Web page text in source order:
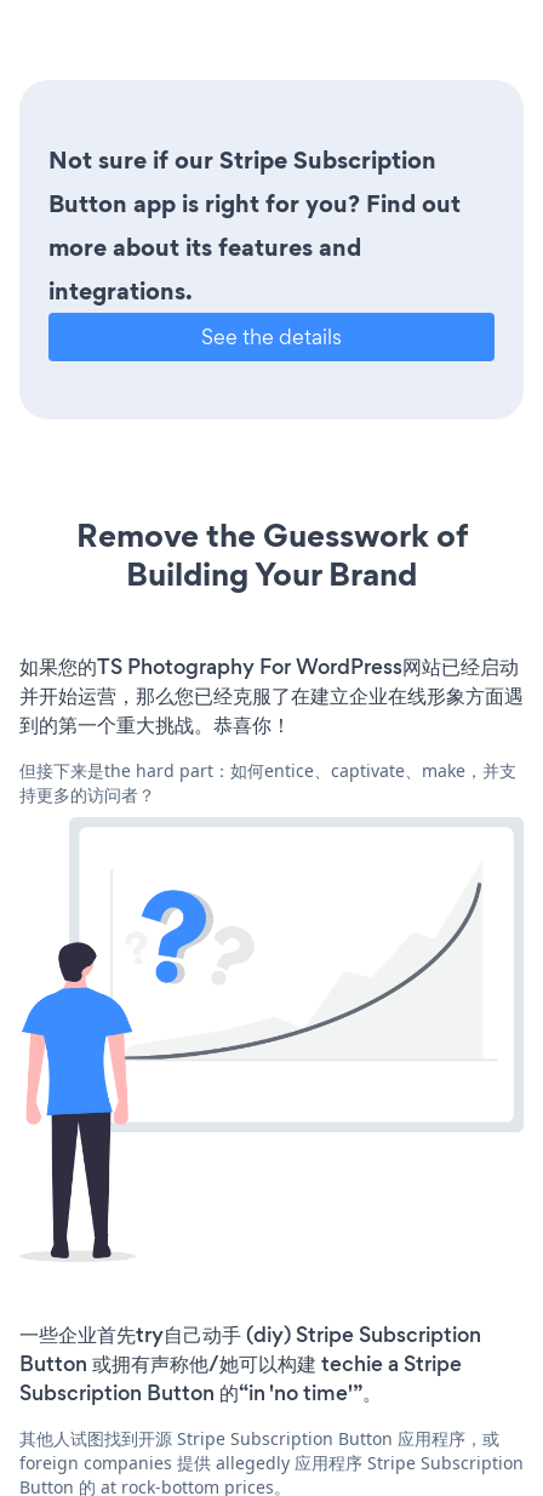
Not sure if our Stripe Subscription
Button app is right for you? Find out
more about its features and
integrations.
See the details
Remove the Guesswork of
Building Your Brand
如果您的TS Photography For WordPress网站已经启动
并开始运营，那么您已经克服了在建立企业在线形象方面遇
到的第一个重大挑战。恭喜你！
但接下来是the hard part：如何entice、captivate、make，并支
持更多的访问者？
一些企业首先try自己动手 (diy) Stripe Subscription
Button 或拥有声称他/她可以构建 techie a Stripe
Subscription Button 的“in 'no time'”。
其他人试图找到开源 Stripe Subscription Button 应用程序，或
foreign companies 提供 allegedly 应用程序 Stripe Subscription
Button 的 at rock-bottom prices。